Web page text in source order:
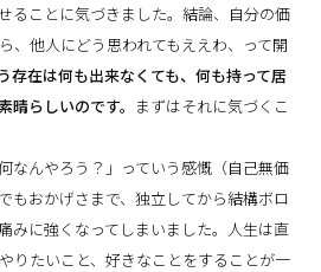
ることに気づきました。結論、自分の価
、他人にどう思われてもええわ、って開
存在は何も出来なくても、何も持って居
晴らしいのです。 まずはそれに気づくこ
なんやろう？」っていう感慨（自己無価
もおかげさまで、独立してから結構ボロ
みに強くなってしまいました。人生は直
りたいこと、好きなことをすることが一